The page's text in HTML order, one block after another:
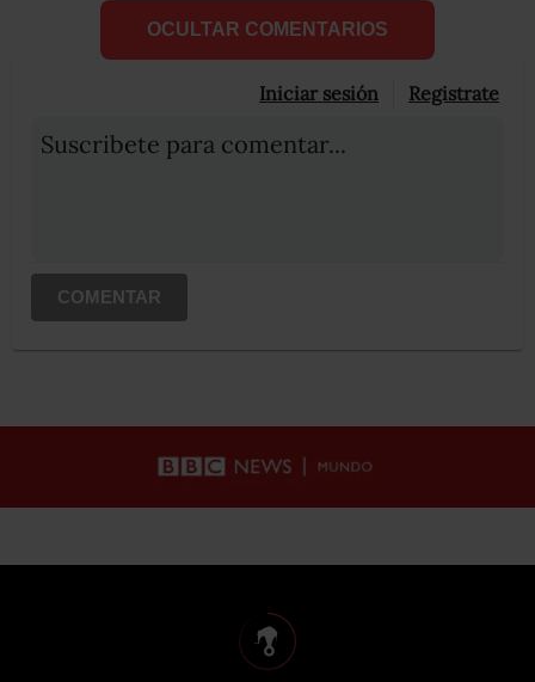
OCULTAR COMENTARIOS
Iniciar sesión Registrate
Suscribete para comentar...
COMENTAR